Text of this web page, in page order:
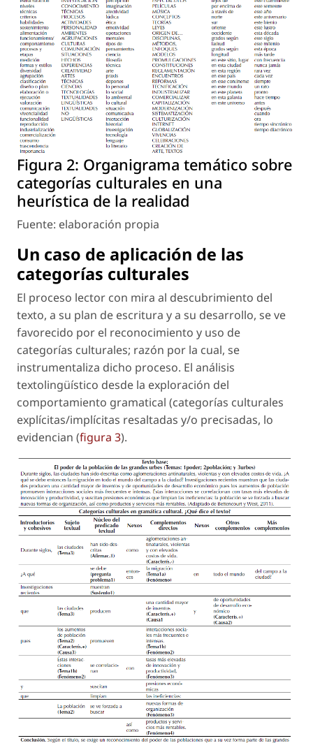
Figura 2: Organigrama temático sobre
categorías culturales en una
heurística de la realidad
Fuente: elaboración propia
Un caso de aplicación de las
categorías culturales
El proceso lector con mira al descubrimiento del
texto, a su plan de escritura y a su desarrollo, se ve
favorecido por el reconocimiento y uso de
categorías culturales; razón por la cual, se
instrumentaliza dicho proceso. El análisis
textolingüístico desde la exploración del
comportamiento gramatical (categorías culturales
explícitas/implícitas resaltadas y/o precisadas, lo
evidencian (figura 3).